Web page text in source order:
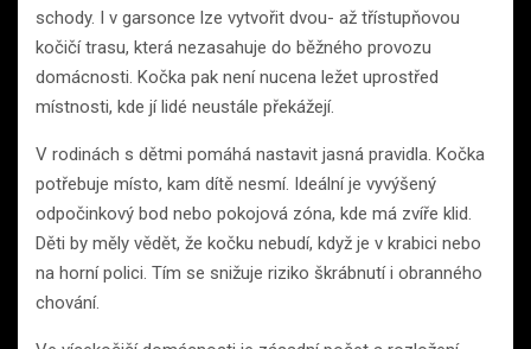
schody. I v garsonce lze vytvořit dvou- až třístupňovou
kočičí trasu, která nezasahuje do běžného provozu
domácnosti. Kočka pak není nucena ležet uprostřed
místnosti, kde jí lidé neustále překážejí.
V rodinách s dětmi pomáhá nastavit jasná pravidla. Kočka
potřebuje místo, kam dítě nesmí. Ideální je vyvýšený
odpočinkový bod nebo pokojová zóna, kde má zvíře klid.
Děti by měly vědět, že kočku nebudí, když je v krabici nebo
na horní polici. Tím se snižuje riziko škrábnutí i obranného
chování.